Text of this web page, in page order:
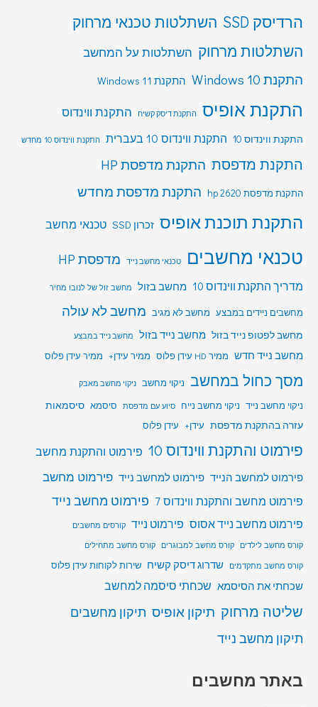
הרדיסק SSD
השתלטות טכנאי מרחוק
השתלטות מרחוק השתלטות על המחשב
התקנת Windows 10 התקנת Windows 11
התקנת אופיס התקנת דיסק קשיח התקנת ווינדוס
התקנת ווינדוס 10 התקנת ווינדוס 10 בעברית התקנת ווינדוס 10 מחדש
התקנת מדפסת התקנת מדפסת HP
התקנת מדפסת hp 2620 התקנת מדפסת מחדש
התקנת תוכנת אופיס זכרון SSD טכנאי מחשב
טכנאי מחשבים טכנאי מחשב נייד מדפסת HP
מדריך התקנת ווינדוס 10 מחשב בזול מחשב זול של לנובו מחיר
מחשבים ניידים במבצע מחשב לא מגיב מחשב לא עולה
מחשב לפטופ נייד בזול מחשב נייד בזול מחשב נייד במבצע
מחשב נייד חדש ממיר HD עידן פלוס ממיר עידן+ ממיר עידן פלוס
מסך כחול במחשב ניקוי מחשב ניקוי מחשב מאבק
ניקוי מחשב נייד ניקוי מחשב נייח סיוע עם מדפסת סיסמא סיסמאות
עזרה בהתקנת מדפסת עידן+ עידן פלוס
פירמוט והתקנת ווינדוס 10 פירמוט והתקנת מחשב
פירמוט למחשב הנייד פירמוט למחשב נייד פירמוט מחשב
פירמוט מחשב והתקנת ווינדוס 7
פירמוט מחשב נייד
פירמוט מחשב נייד אסוס פירמוט נייד קורסים מחשבים
קורס מחשב לילדים
קורס מחשב למבוגרים
קורס מחשב מתחילים
קורס מחשב מתקדמים
שדרוג דיסק קשיח שירות לקוחות עידן פלוס
שכחתי את הסיסמא שכחתי סיסמה למחשב
שליטה מרחוק תיקון אופיס תיקון מחשבים
תיקון מחשב נייד
באתר מחשבים